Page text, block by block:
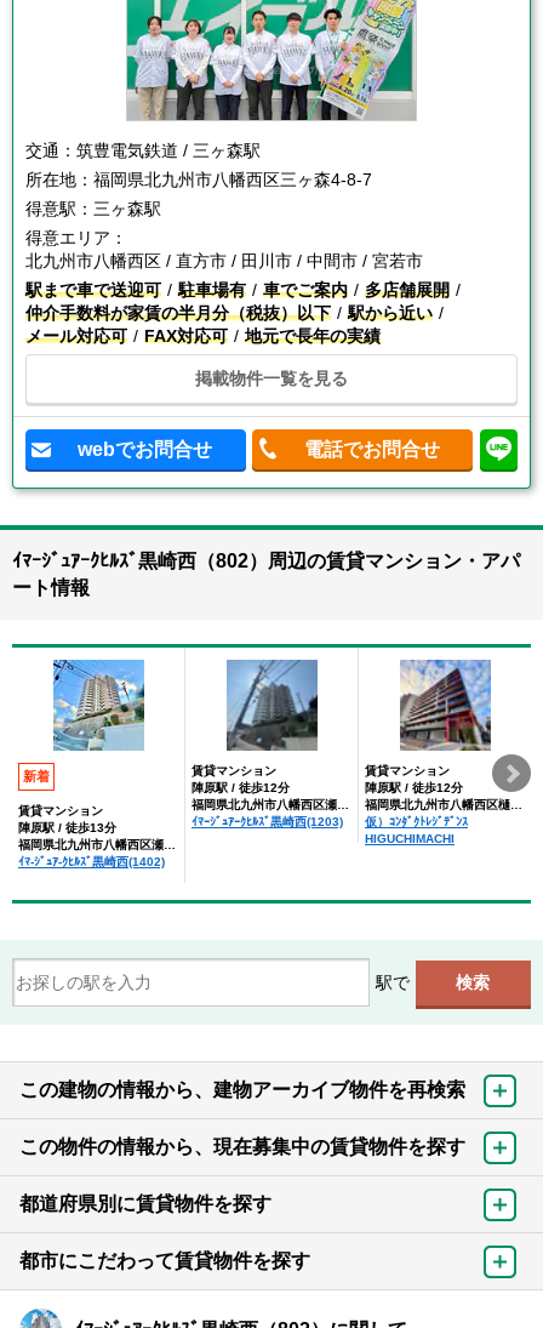
交通： 筑豊電気鉄道 / 三ヶ森駅
所在地： 福岡県北九州市八幡西区三ヶ森4-8-7
得意駅： 三ヶ森駅
得意エリア：
北九州市八幡西区 / 直方市 / 田川市 / 中間市 / 宮若市
駅まで車で送迎可
駐車場有 車でご案内
多店舗展開
仲介手数料が家賃の半月分（税抜）以下
駅から近い
メール対応可
FAX対応可 地元で長年の実績
掲載物件一覧を見る
webでお問合せ 電話でお問合せ
ｲﾏｰｼﾞｭｱｰｸﾋﾙｽﾞ黒崎西（802）周辺の賃貸マンション・アパ
ート情報
新着
賃貸マンション
陣原駅 / 徒歩13分
福岡県北九州市八幡西区瀬板１丁目
ｲﾏ-ｼﾞｭｱ-ｸﾋﾙｽﾞ黒崎西(1402)
賃貸マンション
陣原駅 / 徒歩12分
福岡県北九州市八幡西区瀬板１丁目
ｲﾏｰｼﾞｭｱｰｸﾋﾙｽﾞ黒崎西(1203)
賃貸マンション
陣原駅 / 徒歩12分
福岡県北九州市八幡西区樋口町
仮）ｺﾝﾀﾞｸﾄﾚｼﾞﾃﾞﾝｽ
HIGUCHIMACHI
駅で
この建物の情報から、建物アーカイブ物件を再検索
この物件の情報から、現在募集中の賃貸物件を探す
都道府県別に賃貸物件を探す
都市にこだわって賃貸物件を探す